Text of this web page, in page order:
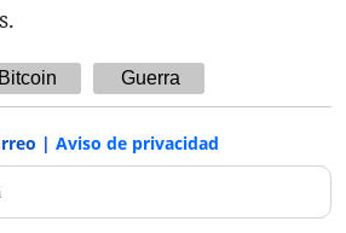
Bitcoin Guerra
| Aviso de privacidad